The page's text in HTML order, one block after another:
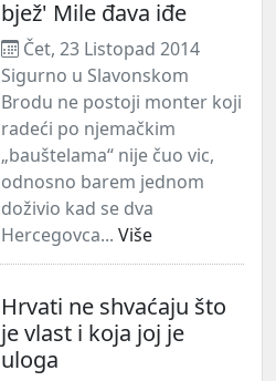
bjež' Mile đava iđe
Čet, 23 Listopad 2014
Sigurno u Slavonskom
Brodu ne postoji monter koji
radeći po njemačkim
„bauštelama“ nije čuo vic,
odnosno barem jednom
doživio kad se dva
Hercegovca... Više
Hrvati ne shvaćaju što
je vlast i koja joj je
uloga